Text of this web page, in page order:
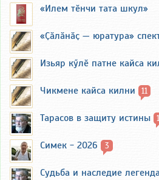
«Илем тӗнчи тата шкул»
«Ҫӑлӑнӑҫ — юратура»
Изьяр кӳлӗ патне кайса
Чикмене кайса килни 11
Тарасов в защиту истины
Симек - 2026 3
Судьба и наследие